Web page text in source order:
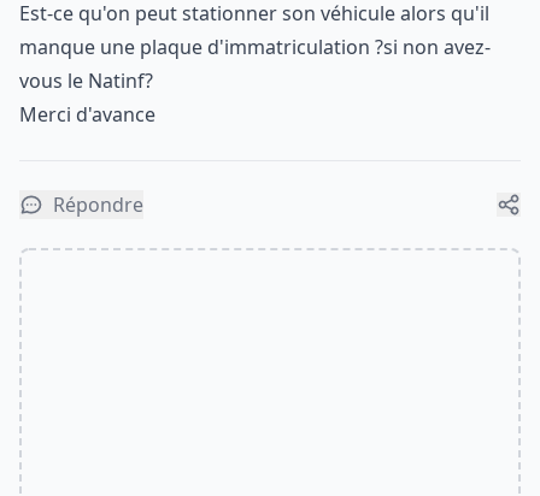
Est-ce qu'on peut stationner son véhicule alors qu'il
manque une plaque d'immatriculation ?si non avez-
vous le Natinf?
Merci d'avance
Répondre